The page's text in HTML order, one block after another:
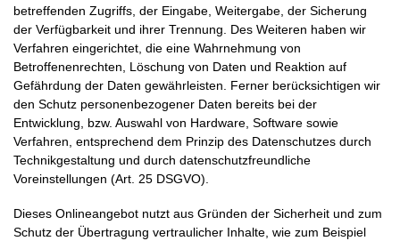
betreffenden Zugriffs, der Eingabe, Weitergabe, der Sicherung
der Verfügbarkeit und ihrer Trennung. Des Weiteren haben wir
Verfahren eingerichtet, die eine Wahrnehmung von
Betroffenenrechten, Löschung von Daten und Reaktion auf
Gefährdung der Daten gewährleisten. Ferner berücksichtigen wir
den Schutz personenbezogener Daten bereits bei der
Entwicklung, bzw. Auswahl von Hardware, Software sowie
Verfahren, entsprechend dem Prinzip des Datenschutzes durch
Technikgestaltung und durch datenschutzfreundliche
Voreinstellungen (Art. 25 DSGVO).
Dieses Onlineangebot nutzt aus Gründen der Sicherheit und zum
Schutz der Übertragung vertraulicher Inhalte, wie zum Beispiel